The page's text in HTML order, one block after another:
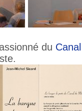
du Canal